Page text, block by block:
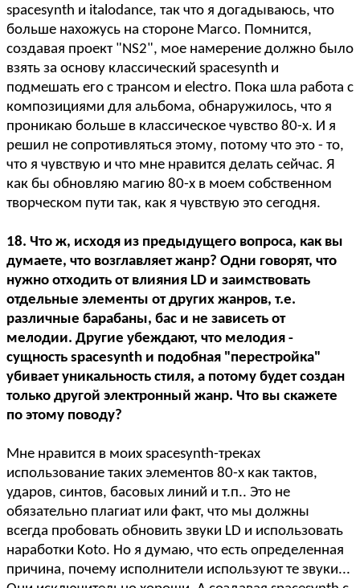
spacesynth и italodance, так что я догадываюсь, что
больше нахожусь на стороне Marco. Помнится,
создавая проект "NS2", мое намерение должно было
взять за основу классический spacesynth и
подмешать его с трансом и electro. Пока шла работа с
композициями для альбома, обнаружилось, что я
проникаю больше в классическое чувство 80-х. И я
решил не сопротивляться этому, потому что это - то,
что я чувствую и что мне нравится делать сейчас. Я
как бы обновляю магию 80-х в моем собственном
творческом пути так, как я чувствую это сегодня.
18. Что ж, исходя из предыдущего вопроса, как вы
думаете, что возглавляет жанр? Одни говорят, что
нужно отходить от влияния LD и заимствовать
отдельные элементы от других жанров, т.е.
различные барабаны, бас и не зависеть от
мелодии. Другие убеждают, что мелодия -
сущность spacesynth и подобная "перестройка"
убивает уникальность стиля, а потому будет создан
только другой электронный жанр. Что вы скажете
по этому поводу?
Мне нравится в моих spacesynth-треках
использование таких элементов 80-х как тактов,
ударов, синтов, басовых линий и т.п.. Это не
обязательно плагиат или факт, что мы должны
всегда пробовать обновить звуки LD и использовать
наработки Koto. Но я думаю, что есть определенная
причина, почему исполнители используют те звуки...